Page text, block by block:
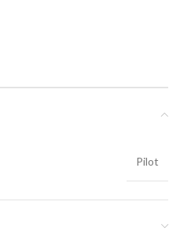
Pilot